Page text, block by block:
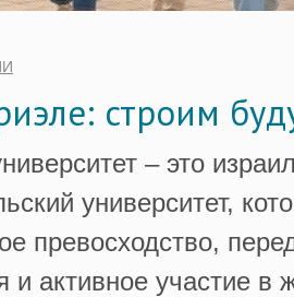
строим
– это
университет,
превосходство,
и активное участие в